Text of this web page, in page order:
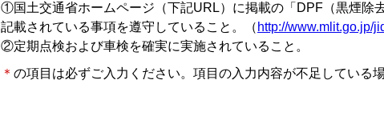
①国土交通省ホームページ（下記URL）に掲載の「DPF（黒煙除
記載されている事項を遵守していること。（ http://www.mlit.go.jp/
②定期点検および車検を確実に実施されていること。
＊ の項目は必ずご入力ください。項目の入力内容が不足している